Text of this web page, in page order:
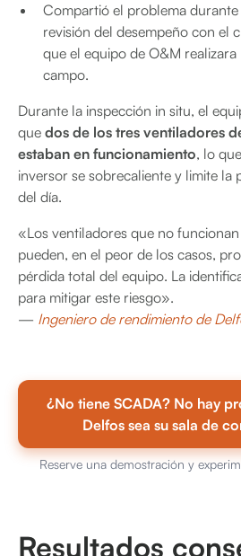
Compartió el problema
revisión del desempeño con el
que el equipo de O&M
campo.
Durante la inspección in situ, el
que dos de los tres ventiladores
estaban en funcionamiento, lo
inversor se sobrecaliente y limite
del día.
«Los ventiladores que no
pueden, en el peor de los casos,
pérdida total del equipo. La
para mitigar este riesgo».
— Ingeniero de rendimiento de
¿No tiene SCADA? No hay
Delfos sea su sala de
Reserve una demostración y
Resultados